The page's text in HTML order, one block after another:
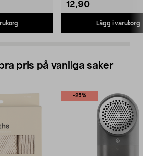
12,90
Lägg i varukorg
pris på vanliga saker
-25%